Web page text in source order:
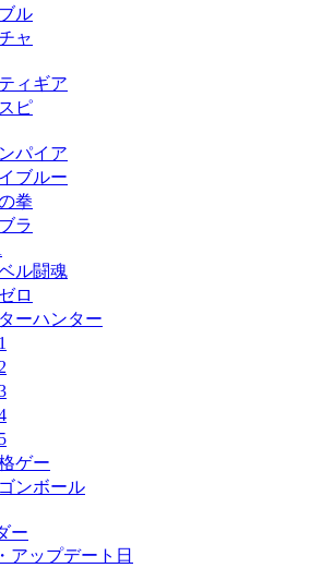
ル
ャ
ィギア
ピ
パイア
ブルー
拳
ラ
ル闘魂
ロ
ーハンター
ゲー
ンボール
ー
アップデート日